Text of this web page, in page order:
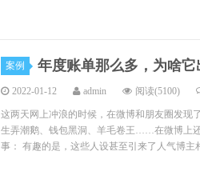
案例 年度账单那么多，为啥它
2022-01-12 admin 阅读(5100)
这两天网上冲浪的时候，在微博和朋友圈发现
生弄潮鹅、钱包黑洞、羊毛卷王……在微博上
事： 有趣的是，这些人设甚至引来了人气博